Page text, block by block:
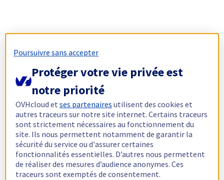
Poursuivre sans accepter
Protéger votre vie privée est
notre priorité
OVHcloud etses partenaires utilisent des cookies et
autres traceurs sur notre site internet. Certains traceurs
sont strictement nécessaires au fonctionnement du
site. Ils nous permettent notamment de garantir la
sécurité du service ou d'assurer certaines
fonctionnalités essentielles. D’autres nous permettent
de réaliser des mesures d’audience anonymes. Ces
traceurs sont exemptés de consentement.